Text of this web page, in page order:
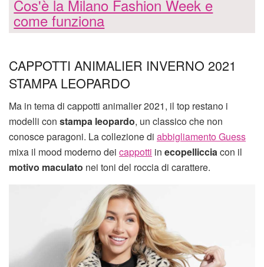
Cos'è la Milano Fashion Week e
come funziona
CAPPOTTI ANIMALIER INVERNO 2021
STAMPA LEOPARDO
Ma in tema di cappotti animalier 2021, il top restano i
modelli con stampa leopardo, un classico che non
conosce paragoni. La collezione di abbigliamento Guess
mixa il mood moderno dei cappotti in ecopellicciacon il
motivo maculato nei toni del roccia di carattere.